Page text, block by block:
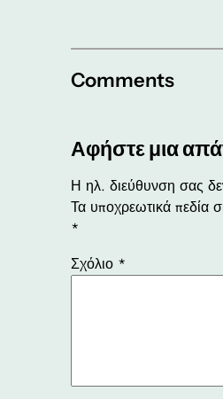
Comments
Αφήστε μια
Η ηλ. διεύθυνση σας
Τα υποχρεωτικά πεδία
*
Σχόλιο *